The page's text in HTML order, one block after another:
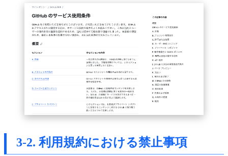
3-2. 利用規約における禁止事項